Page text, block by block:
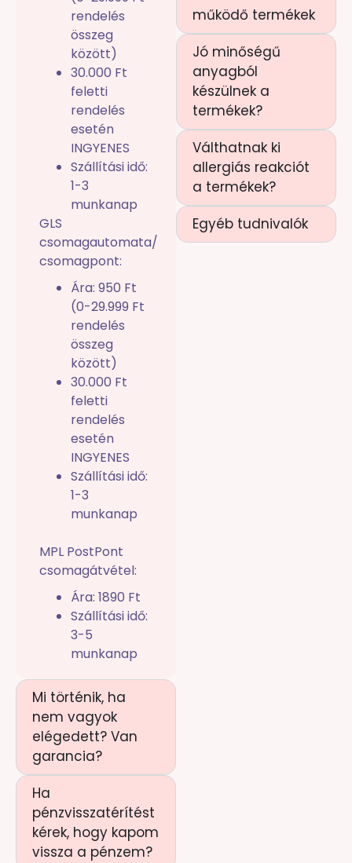
rendelés
összeg
között)
30.000 Ft
feletti
rendelés
esetén
INGYENES
Szállítási idő:
1-3
munkanap
GLS
csomagautomata/
csomagpont:
Ára: 950 Ft
(0-29.999 Ft
rendelés
összeg
között)
30.000 Ft
feletti
rendelés
esetén
INGYENES
Szállítási idő:
1-3
munkanap
MPL PostPont
csomagátvétel:
Ára: 1890 Ft
Szállítási idő:
3-5
munkanap
Mi történik, ha
nem vagyok
elégedett? Van
garancia?
Ha
pénzvisszatérítést
kérek, hogy kapom
vissza a pénzem?
működő termékek
Jó minőségű
anyagból
készülnek a
termékek?
Válthatnak ki
allergiás reakciót
a termékek?
Egyéb tudnivalók